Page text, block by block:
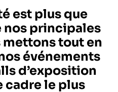
est plus que
nos principales
tout en
événements
d’exposition
cadre le plus